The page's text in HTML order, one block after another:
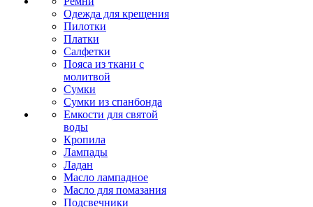
Одежда для крещения
Пилотки
Платки
Салфетки
Пояса из ткани с
молитвой
Сумки
Сумки из спанбонда
Емкости для святой
воды
Кропила
Лампады
Ладан
Масло лампадное
Масло для помазания
Подсвечники